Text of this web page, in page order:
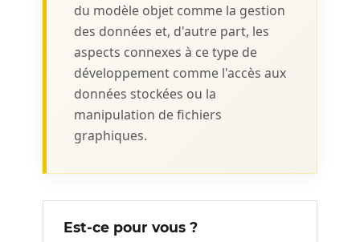
du modèle objet comme la gestion
des données et, d'autre part, les
aspects connexes à ce type de
développement comme l'accès aux
données stockées ou la
manipulation de fichiers
graphiques.
Est-ce pour vous ?